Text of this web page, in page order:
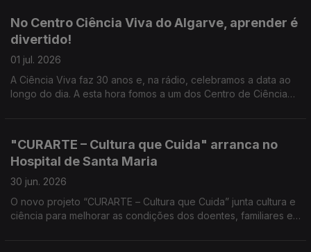
No Centro Ciência Viva do Algarve, aprender é
divertido!
01 jul. 2026
A Ciência Viva faz 30 anos e, na rádio, celebramos a data ao
longo do dia. A esta hora fomos a um dos Centro de Ciência
"CURARTE – Cultura que Cuida" arranca no
Hospital de Santa Maria
30 jun. 2026
O novo projeto “CURARTE – Cultura que Cuida” junta cultura e
ciência para melhorar as condições dos doentes, familiares e